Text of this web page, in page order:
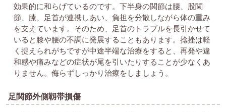
効果的に和らげているのです。下半身の関節は腰、股関
節、膝、足首が連携しあい、負担を分散しながら体の重み
を支えています。そのため、足首のトラブルを長引かせて
いると膝や腰の不調に発展することもあります。捻挫は軽
く捉えられがちですが中途半端な治療をすると、再発や違
和感や痛みなどの症状が尾を引いたりすることが少なくあ
りません。侮らずしっかり治療をしましょう。
足関節外側靱帯損傷